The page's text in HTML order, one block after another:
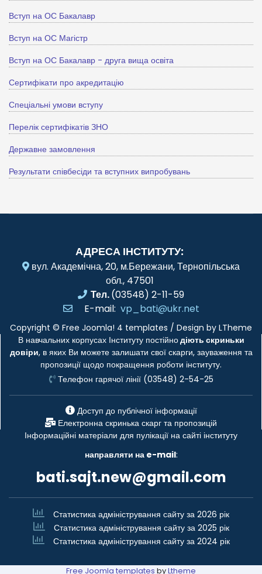
Вступ на ОС Бакалавр
Вступ на ОС Магістр
Вступ на ОС Бакалавр - друга вища освіта
Сертифікати про акредитацію
Спеціальні умови вступу
Перелік сертифікатів ЗНО
Державне замовлення
Результати співбесіди та вступних випробувань
АДРЕСА ІНСТИТУТУ:
вул. Академічна, 20, м.Бережани, Тернопільська
обл., 47501
Тел.(03548) 2-11-59
E-mail: vp_bati@ukr.net
Copyright © Free Joomla! 4 templates / Design by LTheme
В навчальних корпусах Інституту постійнодіють скриньки
довіри, в яких Ви можете залишати свої скарги, зауваження та
пропозиції щодо покращення роботи інституту.
Телефон гарячої лінії (03548) 2-54-25
Доступ до публічної інформації
Електронна скринька скарг та пропозицій
Інформаційні матеріали для пулікації на сайті інституту
направляти на e-mail:
bati.sajt.new@gmail.com
Статистика адміністрування сайту за 2026 рік
Статистика адміністрування сайту за 2025 рік
Статистика адміністрування сайту за 2024 рік
Free Joomla templates byLtheme